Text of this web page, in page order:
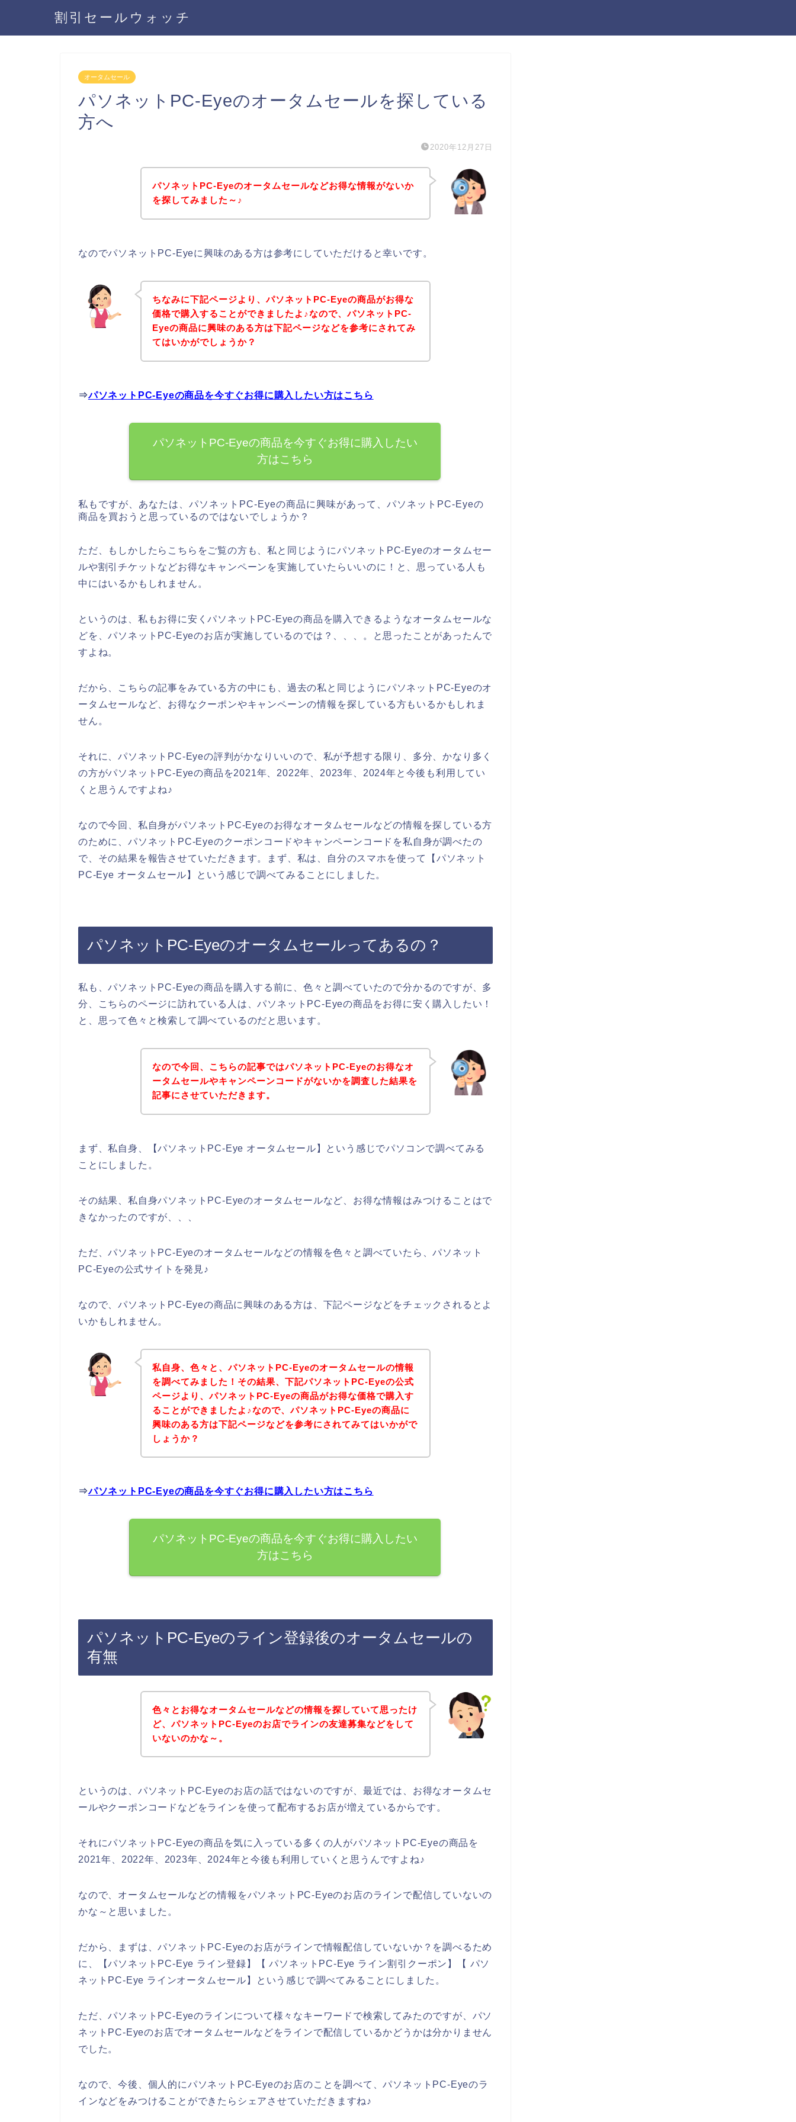
割引セールウォッチ
オータムセール
パソネットPC-Eyeのオータムセールを探している
方へ
2020年12月27日
パソネットPC-Eyeのオータムセールなどお得な情報がないか
を探してみました～♪
なのでパソネットPC-Eyeに興味のある方は参考にしていただけると幸いです。
ちなみに下記ページより、パソネットPC-Eyeの商品がお得な
価格で購入することができましたよ♪なので、パソネットPC-
Eyeの商品に興味のある方は下記ページなどを参考にされてみ
てはいかがでしょうか？
⇒パソネットPC-Eyeの商品を今すぐお得に購入したい方はこちら
パソネットPC-Eyeの商品を今すぐお得に購入したい
方はこちら
私もですが、あなたは、パソネットPC-Eyeの商品に興味があって、パソネットPC-Eyeの
商品を買おうと思っているのではないでしょうか？
ただ、もしかしたらこちらをご覧の方も、私と同じようにパソネットPC-Eyeのオータムセー
ルや割引チケットなどお得なキャンペーンを実施していたらいいのに！と、思っている人も
中にはいるかもしれません。
というのは、私もお得に安くパソネットPC-Eyeの商品を購入できるようなオータムセールな
どを、パソネットPC-Eyeのお店が実施しているのでは？、、、。と思ったことがあったんで
すよね。
だから、こちらの記事をみている方の中にも、過去の私と同じようにパソネットPC-Eyeのオ
ータムセールなど、お得なクーポンやキャンペーンの情報を探している方もいるかもしれま
せん。
それに、パソネットPC-Eyeの評判がかなりいいので、私が予想する限り、多分、かなり多く
の方がパソネットPC-Eyeの商品を2021年、2022年、2023年、2024年と今後も利用してい
くと思うんですよね♪
なので今回、私自身がパソネットPC-Eyeのお得なオータムセールなどの情報を探している方
のために、パソネットPC-Eyeのクーポンコードやキャンペーンコードを私自身が調べたの
で、その結果を報告させていただきます。まず、私は、自分のスマホを使って【パソネット
PC-Eye オータムセール】という感じで調べてみることにしました。
パソネットPC-Eyeのオータムセールってあるの？
私も、パソネットPC-Eyeの商品を購入する前に、色々と調べていたので分かるのですが、多
分、こちらのページに訪れている人は、パソネットPC-Eyeの商品をお得に安く購入したい！
と、思って色々と検索して調べているのだと思います。
なので今回、こちらの記事ではパソネットPC-Eyeのお得なオ
ータムセールやキャンペーンコードがないかを調査した結果を
記事にさせていただきます。
まず、私自身、【パソネットPC-Eye オータムセール】という感じでパソコンで調べてみる
ことにしました。
その結果、私自身パソネットPC-Eyeのオータムセールなど、お得な情報はみつけることはで
きなかったのですが、、、
ただ、パソネットPC-Eyeのオータムセールなどの情報を色々と調べていたら、パソネット
PC-Eyeの公式サイトを発見♪
なので、パソネットPC-Eyeの商品に興味のある方は、下記ページなどをチェックされるとよ
いかもしれません。
私自身、色々と、パソネットPC-Eyeのオータムセールの情報
を調べてみました！その結果、下記パソネットPC-Eyeの公式
ページより、パソネットPC-Eyeの商品がお得な価格で購入す
ることができましたよ♪なので、パソネットPC-Eyeの商品に
興味のある方は下記ページなどを参考にされてみてはいかがで
しょうか？
⇒パソネットPC-Eyeの商品を今すぐお得に購入したい方はこちら
パソネットPC-Eyeの商品を今すぐお得に購入したい
方はこちら
パソネットPC-Eyeのライン登録後のオータムセールの
有無
色々とお得なオータムセールなどの情報を探していて思ったけ
ど、パソネットPC-Eyeのお店でラインの友達募集などをして
いないのかな～。
というのは、パソネットPC-Eyeのお店の話ではないのですが、最近では、お得なオータムセ
ールやクーポンコードなどをラインを使って配布するお店が増えているからです。
それにパソネットPC-Eyeの商品を気に入っている多くの人がパソネットPC-Eyeの商品を
2021年、2022年、2023年、2024年と今後も利用していくと思うんですよね♪
なので、オータムセールなどの情報をパソネットPC-Eyeのお店のラインで配信していないの
かな～と思いました。
だから、まずは、パソネットPC-Eyeのお店がラインで情報配信していないか？を調べるため
に、【パソネットPC-Eye ライン登録】【 パソネットPC-Eye ライン割引クーポン】【 パソ
ネットPC-Eye ラインオータムセール】という感じで調べてみることにしました。
ただ、パソネットPC-Eyeのラインについて様々なキーワードで検索してみたのですが、パソ
ネットPC-Eyeのお店でオータムセールなどをラインで配信しているかどうかは分かりません
でした。
なので、今後、個人的にパソネットPC-Eyeのお店のことを調べて、パソネットPC-Eyeのラ
インなどをみつけることができたらシェアさせていただきますね♪